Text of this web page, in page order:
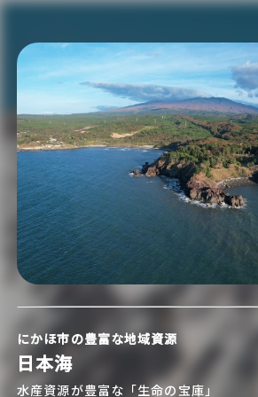
にかほ市の豊富な地域資源
日本海
水産資源が豊富な「生命の宝庫」